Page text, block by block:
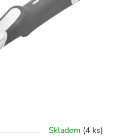
Skladem (4 ks)